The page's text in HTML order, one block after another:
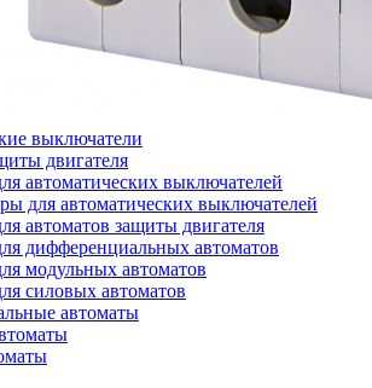
выключатели
двигателя
автоматических выключателей
для автоматических выключателей
автоматов защиты двигателя
дифференциальных автоматов
модульных автоматов
силовых автоматов
автоматы